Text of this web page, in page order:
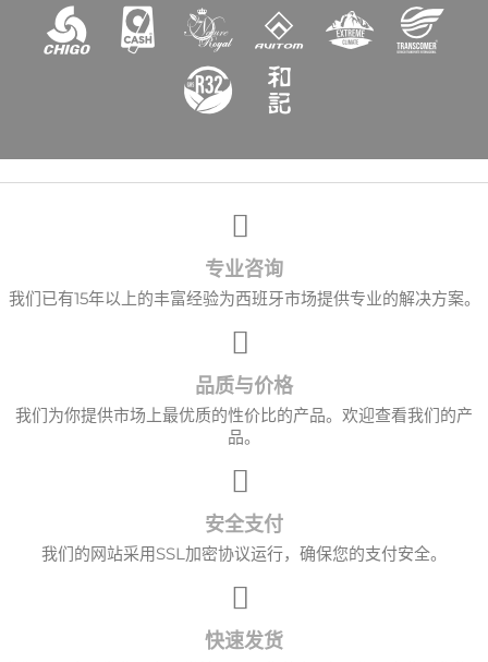
专业咨询
我们已有15年以上的丰富经验为西班牙市场提供专业的解决方案。
品质与价格
我们为你提供市场上最优质的性价比的产品。欢迎查看我们的产
品。
安全支付
我们的网站采用SSL加密协议运行，确保您的支付安全。
快速发货
取消